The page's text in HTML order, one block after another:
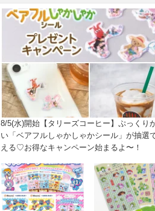
8/5(水)開始【タリーズコーヒー】ぷっくり
い「ベアフルしゃかしゃかシール」が抽選
える♡お得なキャンペーン始まるよ〜！